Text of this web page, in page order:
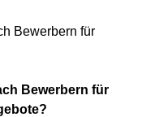
Bewerbern für
Bewerbern für